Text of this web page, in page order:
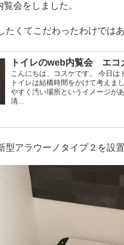
会をしました。
たくてこだわったわけでは
トイレのweb内覧会 エコ
こんにちは、コスケです。 今日
トイレは結構時間をかけて考えま
やすく汚い場所というイメージが
清...
アラウーノタイプ２を設置